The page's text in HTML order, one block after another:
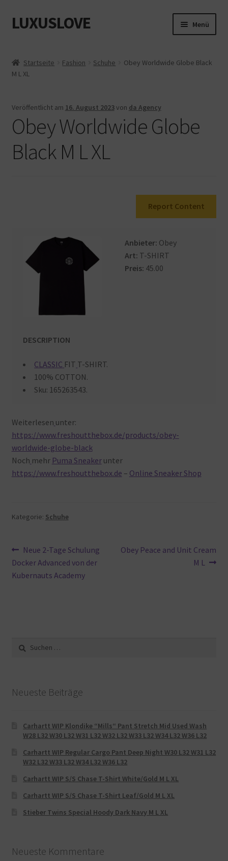
Zur
Navigation
Zum
Inhalt
LUXUSLOVE Menü
Cookie-Richtlinie (EU)
Datenschutz
Impressum
Kasse
Warenkorb
Startseite Fashion Schuhe
Obey Worldwide Globe Black
M L XL
Veröffentlicht am 16. August 2023von da Agency
Obey Worldwide Globe
Black M L XL
Report Content
Anbieter: Obey
Art: T-SHIRT
Preis: 45.00
DESCRIPTION
CLASSIC FIT T-SHIRT.
100% COTTON.
Sku: 165263543.
Weiterlesen unter:
https://www.freshoutthebox.de/products/obey-
worldwide-globe-black
Noch mehr Puma Sneakerunter
https://www.freshoutthebox.de – Online Sneaker Shop
Kategorie: Schuhe
Beitragsnavigation
Vorheriger
Beitrag:
Neue 2-Tage Schulung
Docker Advanced von der
Kubernauts Academy
Nächster
Obey Peace and Unit Cream
M L
Suche
nach:
Neueste Beiträge
Carhartt WIP Klondike “Mills“ Pant Stretch Mid Used Wash
W28 L32 W30 L32 W31 L32 W32 L32 W33 L32 W34 L32 W36 L32
Carhartt WIP Regular Cargo Pant Deep Night W30 L32 W31 L32
W32 L32 W33 L32 W34 L32 W36 L32
Carhartt WIP S/S Chase T-Shirt White/Gold M L XL
Carhartt WIP S/S Chase T-Shirt Leaf/Gold M L XL
Stieber Twins Special Hoody Dark Navy M L XL
Neueste Kommentare